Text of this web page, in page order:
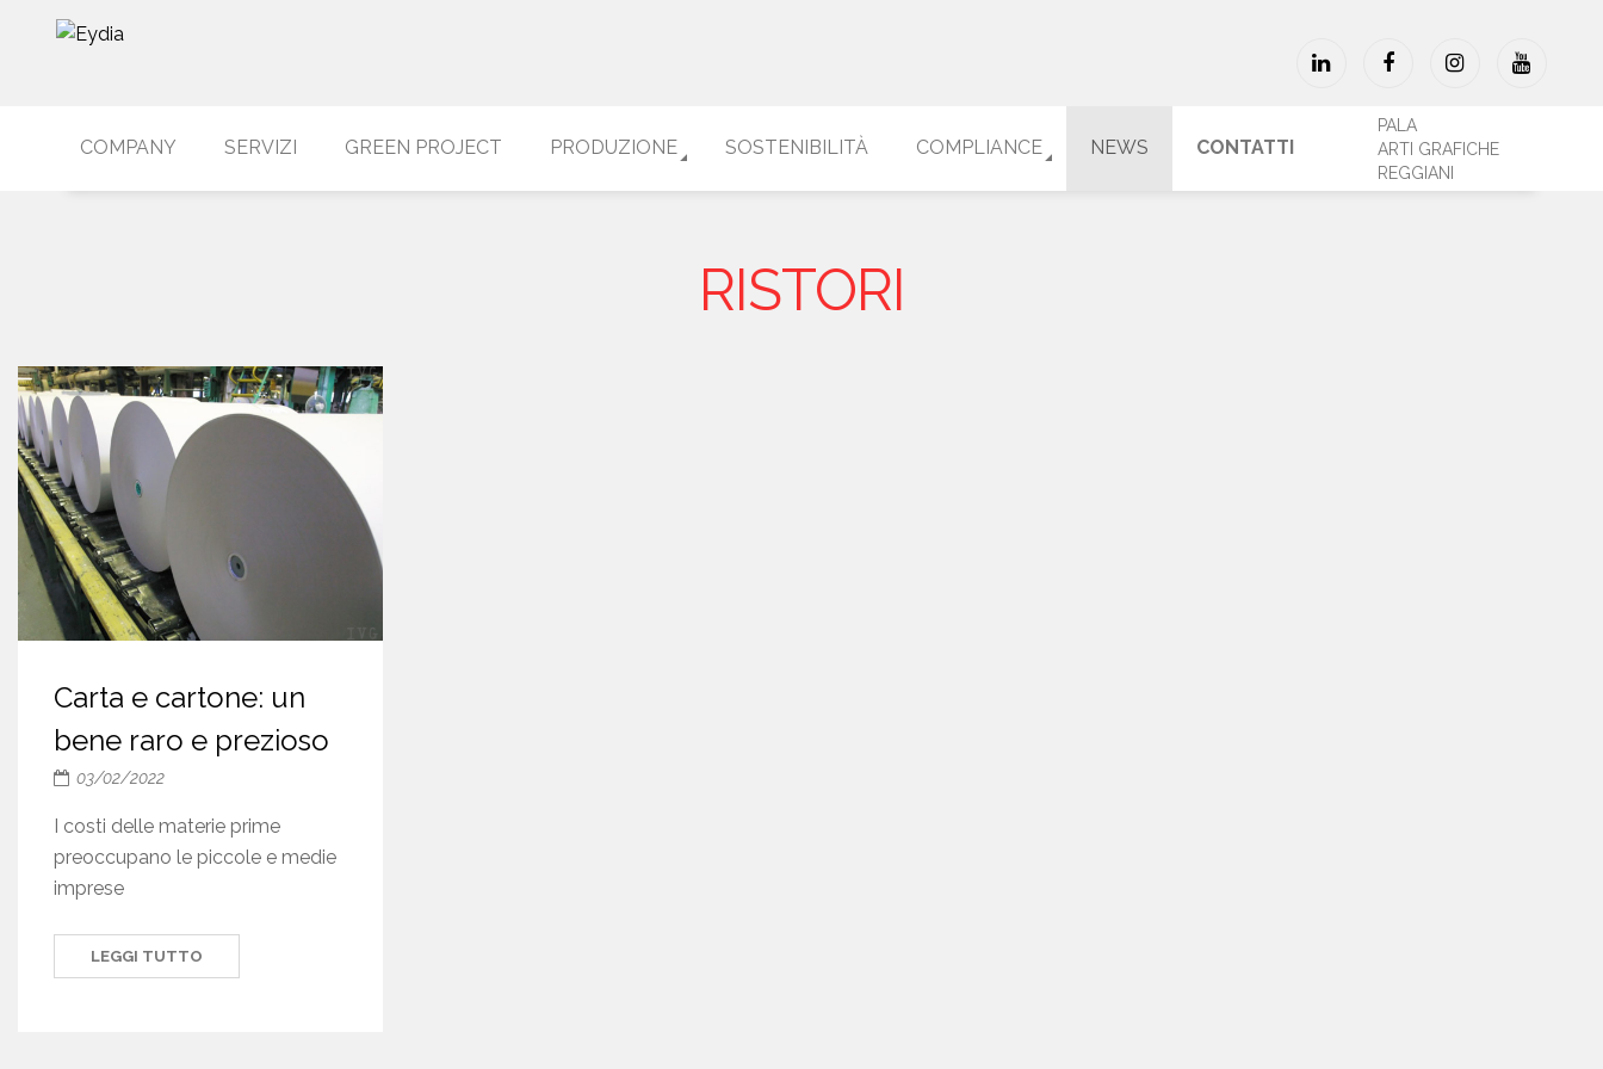
COMPANY SERVIZI GREEN PROJECT PRODUZIONE SOSTENIBILITÀ COMPLIANCE NEWS CONTATTI
PALA
ARTI GRAFICHE
REGGIANI
RISTORI
Carta e cartone: un
bene raro e prezioso
03/02/2022
I costi delle materie prime
preoccupano le piccole e medie
imprese
LEGGI TUTTO